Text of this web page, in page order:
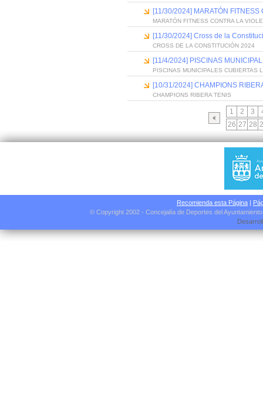
[11/30/2024] MARATÓN
MARATÓN FITNESS CONTRA LA
[11/30/2024] Cross de la
CROSS DE LA CONSTITUCIÓN 2024
[11/4/2024] PISCINAS
PISCINAS MUNICIPALES CUBIERTAS
[10/31/2024] CHAMPIONS
CHAMPIONS RIBERA TENIS
1 2 3
26 27 28
Recomienda esta Página |
© Copyright 2002 - Concejalía de Deportes del